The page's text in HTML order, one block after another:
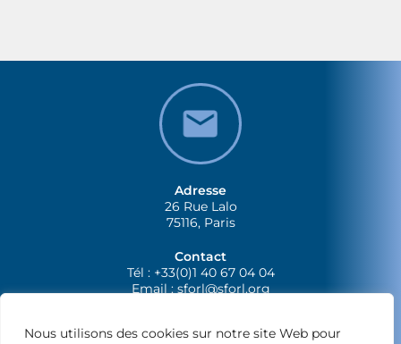
Nous utilisons des cookies sur notre site Web pour
Adresse
26 Rue Lalo
75116, Paris
Contact
Tél : +33(0)1 40 67 04 04
Email :sforl@sforl.org